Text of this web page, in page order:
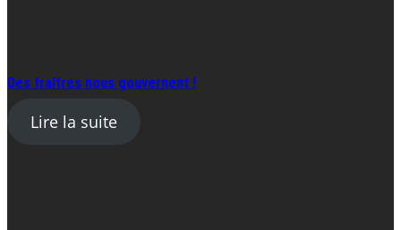
Des traîtres nous gouvernent !
Lire la suite